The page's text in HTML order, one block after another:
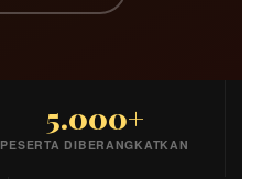
5.000+
PESERTA DIBERANGKATKAN